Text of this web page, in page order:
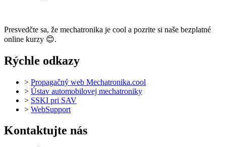
Presvedčte sa, že mechatronika je cool a pozrite si naše bezplatné
online kurzy 😊.
Rýchle odkazy
> Propagačný web Mechatronika.cool
> Ústav automobilovej mechatroniky
> SSKI pri SAV
> WebSupport
Kontaktujte nás